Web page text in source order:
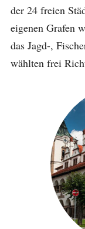
der 24 freien
eigenen Grafen
das Jagd-,
wählten frei